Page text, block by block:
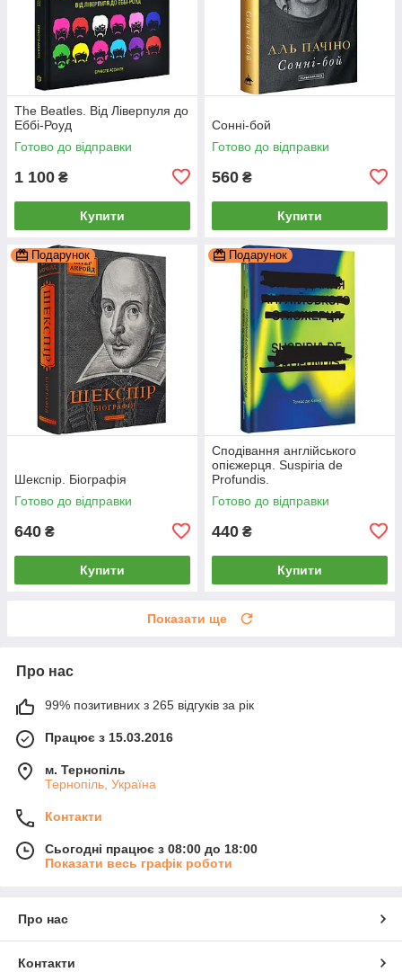
The Beatles. Від Ліверпуля до
Еббі-Роуд
Готово до відправки
1 100 ₴
Купити
Сонні-бой
Готово до відправки
560 ₴
Купити
Подарунок
Шекспір. Біографія
Готово до відправки
640 ₴
Купити
Подарунок
Сподівання англійського
опієжерця. Suspiria de
Profundis.
Готово до відправки
440 ₴
Купити
Показати ще
Про нас
99% позитивних з 265 відгуків за рік
Працює з 15.03.2016
м. Тернопіль
Тернопіль, Україна
Контакти
Сьогодні працює з 08:00 до 18:00
Показати весь графік роботи
Про нас
Контакти